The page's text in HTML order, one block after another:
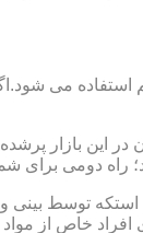
استفاده می
این بازار
راه دومی
توسط بینی و
خاص از